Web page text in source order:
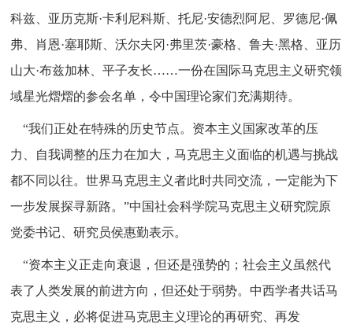
科兹、亚历克斯·卡利尼科斯、托尼·安德烈阿尼、罗德尼·佩
弗、肖恩·塞耶斯、沃尔夫冈·弗里茨·豪格、鲁夫·黑格、亚历
山大·布兹加林、平子友长……一份在国际马克思主义研究领
域星光熠熠的参会名单，令中国理论家们充满期待。
“我们正处在特殊的历史节点。资本主义国家改革的压
力、自我调整的压力在加大，马克思主义面临的机遇与挑战
都不同以往。世界马克思主义者此时共同交流，一定能为下
一步发展探寻新路。”中国社会科学院马克思主义研究院原
党委书记、研究员侯惠勤表示。
“资本主义正走向衰退，但还是强势的；社会主义虽然代
表了人类发展的前进方向，但还处于弱势。中西学者共话马
克思主义，必将促进马克思主义理论的再研究、再发